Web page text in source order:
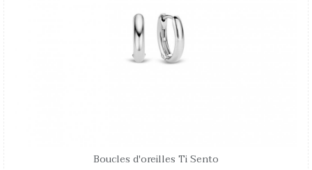
Boucles d'oreilles Ti Sento